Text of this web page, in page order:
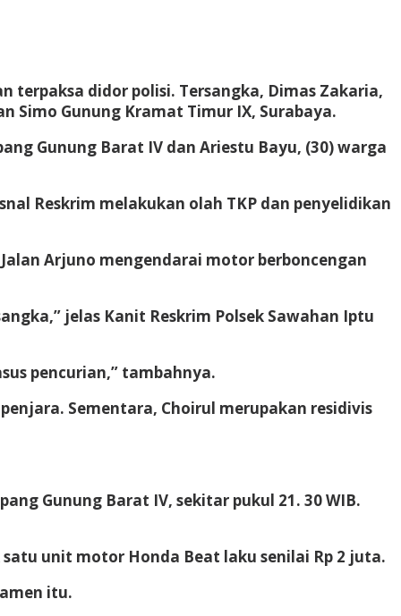
terpaksa didor polisi. Tersangka, Dimas Zakaria,
Simo Gunung Kramat Timur IX, Surabaya.
Gunung Barat IV dan Ariestu Bayu, (30) warga
Reskrim melakukan olah TKP dan penyelidikan
Arjuno mengendarai motor berboncengan
jelas Kanit Reskrim Polsek Sawahan Iptu
pencurian,” tambahnya.
Sementara, Choirul merupakan residivis
Gunung Barat IV, sekitar pukul 21. 30 WIB.
unit motor Honda Beat laku senilai Rp 2 juta.
itu.